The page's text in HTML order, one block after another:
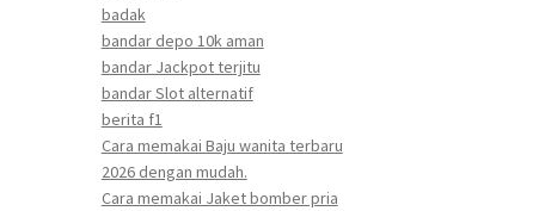
badak
bandar depo 10k aman
bandar Jackpot terjitu
bandar Slot alternatif
berita f1
Cara memakai Baju wanita terbaru
2026 dengan mudah.
Cara memakai Jaket bomber pria